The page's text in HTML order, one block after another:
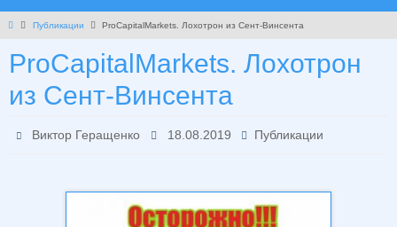
Главная
Публикации ProCapitalMarkets. Лохотрон из Сент-Винсента
ProCapitalMarkets. Лохотрон
из Сент-Винсента
Виктор Геращенко 18.08.2019 Публикации